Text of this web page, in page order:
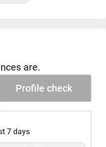
are.
Profile check
7 days